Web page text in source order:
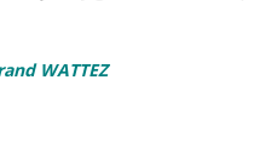
WATTEZ